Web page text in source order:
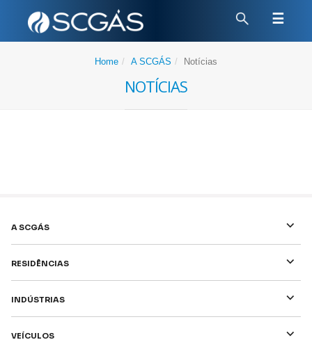
☰
Home A SCGÁS Notícias
Notícias
A SCGÁS ⌵
Residências ⌵
Indústrias ⌵
Veículos ⌵